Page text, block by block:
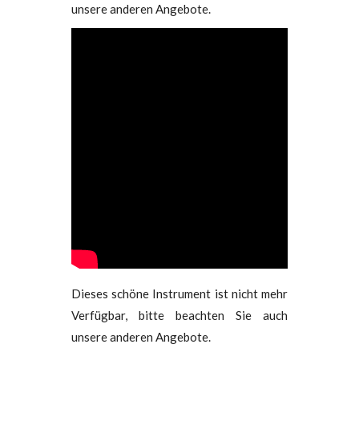
unsere anderen Angebote.
Dieses schöne Instrument ist nicht mehr
Verfügbar, bitte beachten Sie auch
unsere anderen Angebote.